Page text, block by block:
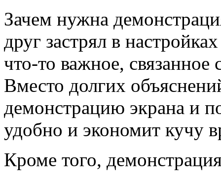
Зачем нужна
друг застрял в
что-то важное,
Вместо долгих
демонстрацию экрана и
удобно и экономит кучу
Кроме того,